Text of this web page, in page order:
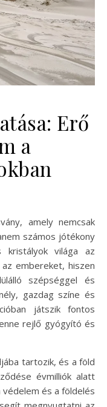
Erő
a
számos jótékony
világa az
embereket, hiszen
szépséggel és
gazdag színe és
játszik fontos
rejlő gyógyító és
tartozik, és a föld
évmilliók alatt
és a földelés